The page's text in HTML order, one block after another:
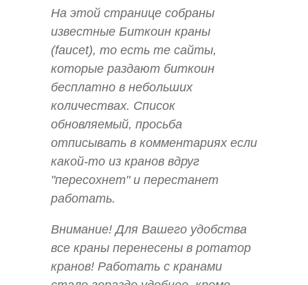
На этой странице собраны
известные Биткоин краны
(faucet), то есть те сайты,
которые раздают биткоин
бесплатно в небольших
количествах. Список
обновляемый, просьба
отписывать в комментариях если
какой-то из кранов вдруг
"пересохнет" и перестанет
работать.
Внимание! Для Вашего удобства
все краны перенесены в ротатор
кранов! Работать с кранами